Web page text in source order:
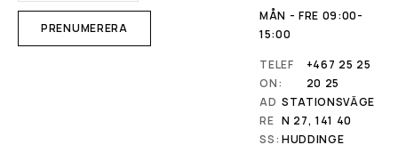
MÅN - FRE 09:00-
15:00
TELEF
ON:
+467 25 25
20 25
AD
RE
SS:
STATIONSVÄGE
N 27, 141 40
HUDDINGE